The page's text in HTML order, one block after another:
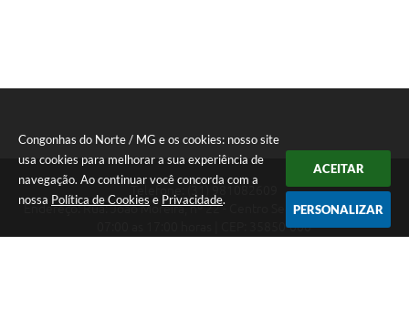
Congonhas do Norte / MG e os cookies: nosso site
usa cookies para melhorar a sua experiência de
navegação. Ao continuar você concorda com a
nossa Política de Cookies e Privacidade.
ACEITAR
PERSONALIZAR
Endereço: Rua: João Moreira, nº 22 - Centro Segunda a Sexta das
07:00 as 17:00 horas | CEP: 35850-000